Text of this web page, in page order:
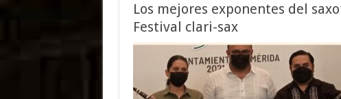
Los mejores exponentes del
Festival clari-sax